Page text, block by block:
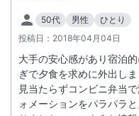
50代 男性
ひとり
投稿日： 2018年04月04日
大手の安心感があり宿泊
ぎで夕食を求めに外出し
見当たらずコンビニ弁当
ォメーションをパラパラ